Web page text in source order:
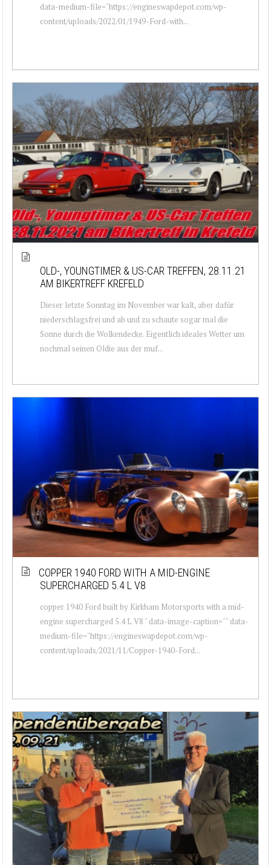
data-medium-file="https://engineswapdepot.com/wp-
content/uploads/2022/01/1949-Ford-with...
OLD-, YOUNGTIMER & US-CAR TREFFEN, 28.11.21
AM BIKERTREFF KREFELD
Dieser letzte Sonntag im November war kalt, aber dafür
niederschlagsfrei und ab und zu schaute sogar mal die
Sonne durch die Wolkendecke. Eigentlich ideales Wetter um
nochmal seinen Oldie aus der muf...
COPPER 1940 FORD WITH A MID-ENGINE
SUPERCHARGED 5.4 L V8
copper 1940 Ford built by Kirkham Motorsports with a mid-
engine supercharged 5.4 L V8 " data-image-caption="" data-
medium-file="https://engineswapdepot.com/wp-
content/uploads/2021/11/Copper-1940-Ford...